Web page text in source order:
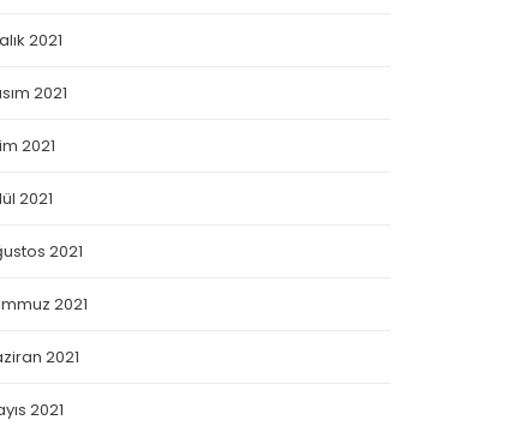
2021
2021
2021
2021
2021
2021
2021
2021